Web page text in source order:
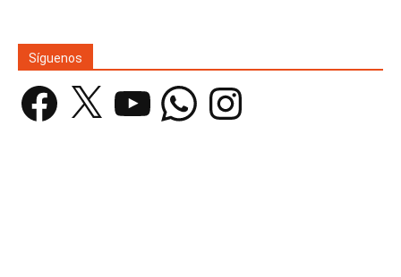
Síguenos
Facebook YouTube WhatsAppInstagram